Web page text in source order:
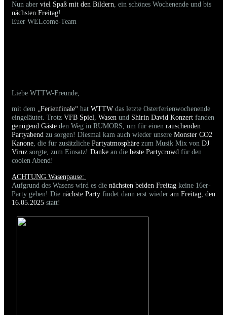
Nun aber viel Spaß mit den Bildern , ein schönes Wochenende und bis
nächsten Freitag!
Euer WELcome-Team
Liebe WTTW-Freunde,
mit dem „Ferienfinale“ hat WTTW das letzte Osterferienwochenende
eingeläutet. Trotz VFB Spiel, Wasen und Shirin David Konzert fanden
genügend Gäste den Weg in RUMORS, um für einen rauschenden
Partyabend zu sorgen! Diesmal kam auch wieder unsere Monster CO2
Kanone, die für zusätzliche Partyatmosphäre zum Musik Mix von DJ
Viruz sorgte, zum Einsatz! Danke an die beste Partycrowd für den
coolen Abend!
ACHTUNG Wasenpause:
Aufgrund des Wasens wird es die nächsten beiden Freitag keine 16er-
Party geben! Die nächste Party findet dann erst wieder am Freitag, den
16.05.2025 statt!